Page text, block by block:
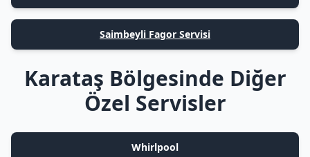
Saimbeyli Fagor Servisi
Karataş Bölgesinde Diğer
Özel Servisler
Whirlpool